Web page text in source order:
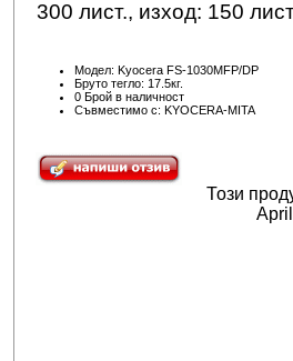
300 лист., изход: 150
Модел: Kyocera FS-1030MFP/DP
Бруто тегло: 17.5кг.
0 Брой в наличност
Съвместимо с: KYOCERA-MITA
Този